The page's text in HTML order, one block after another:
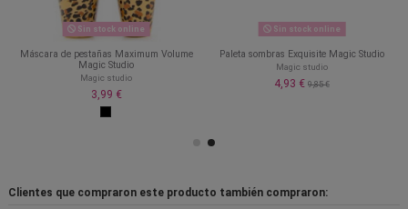
Sin stock online
Máscara de pestañas Maximum Volume
Magic Studio
Magic studio
3,99 €
Sin stock online
Paleta sombras Exquisite Magic Studio
Magic studio
4,93 € 9,85 €
Clientes que compraron este producto también compraron: